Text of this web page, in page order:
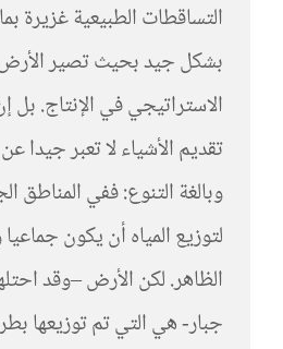
التساقطات الطبيعية غزيرة
بشكل جيد بحيث تصير
الاستراتيجي في الإنتاج. بل
تقديم الأشياء لا تعبر جيدا
وبالغة التنوع: ففي المناطق
لتوزيع المياه أن يكون
الظاهر. لكن الأرض –وقد
جبار- هي التي تم توزيعها